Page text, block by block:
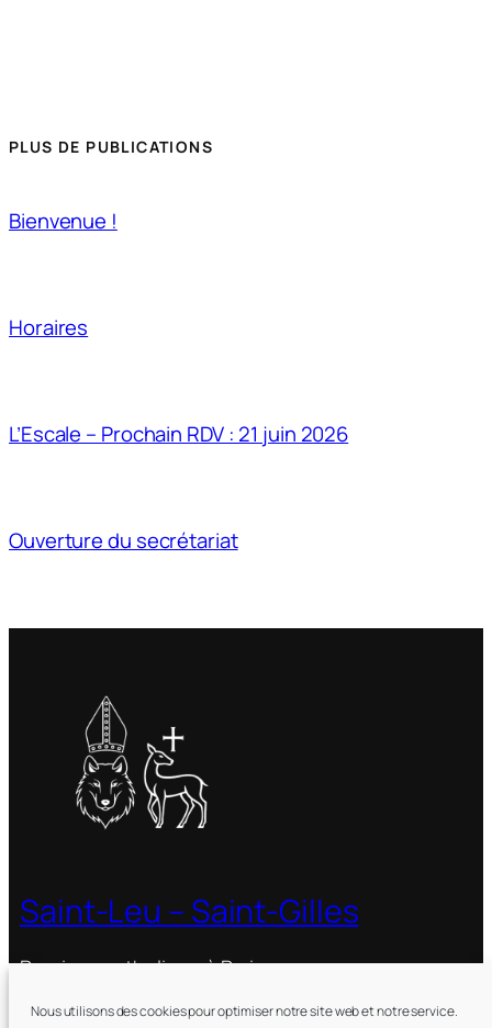
Nous utilisons des cookies pour optimiser notre site web et notre service.
PLUS DE PUBLICATIONS
Bienvenue !
Horaires
L’Escale – Prochain RDV : 21 juin 2026
Ouverture du secrétariat
Saint-Leu – Saint-Gilles
Paroisse catholique à Paris